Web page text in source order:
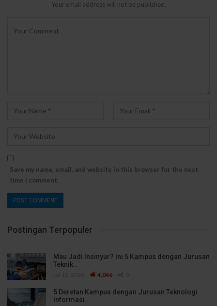
Your email address will not be published.
Save my name, email, and website in this browser for the next
time I comment.
Postingan Terpopuler
Mau Jadi Insinyur? Ini 5 Kampus dengan Jurusan
Teknik…
4,046
5 Deretan Kampus dengan Jurusan Teknologi
Informasi…